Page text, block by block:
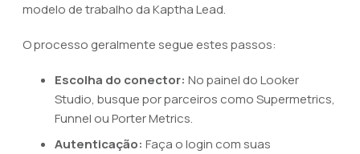
modelo de trabalho da Kaptha Lead.
O processo geralmente segue estes passos:
Escolha do conector: No painel do Looker
Studio, busque por parceiros como Supermetrics,
Funnel ou Porter Metrics.
Autenticação: Faça o login com suas